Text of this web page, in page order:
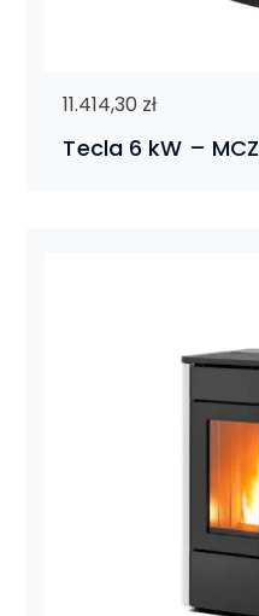
Tecla 6 kW – MCZ
11.414,30 zł